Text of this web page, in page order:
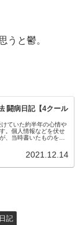
うと鬱。
闘病日記【4クール
ていた約半年の心情や
。個人情報などを伏せ
、当時書いたものを、
2021.12.14
記